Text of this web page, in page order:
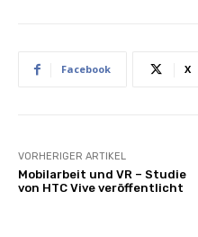
Facebook X
VORHERIGER ARTIKEL
Mobilarbeit und VR – Studie
von HTC Vive veröffentlicht